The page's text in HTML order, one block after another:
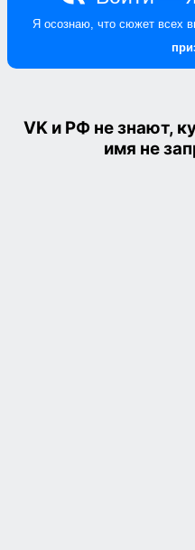
VK и РФ не знают,
имя не